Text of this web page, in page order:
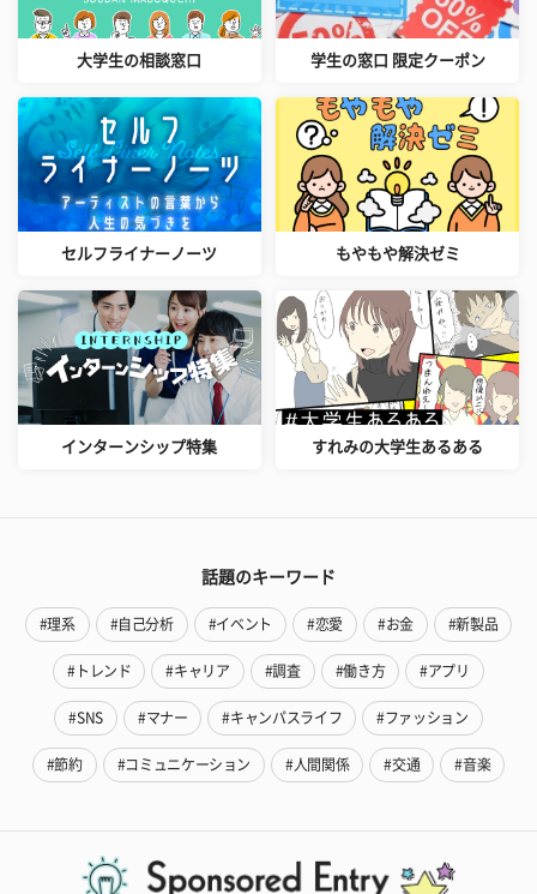
大学生の相談窓口 学生の窓口 限定クーポン
セルフライナーノーツ もやもや解決ゼミ
インターンシップ特集 すれみの大学生あるある
話題のキーワード
#理系 #自己分析 #イベント #恋愛 #お金 #新製品
#トレンド #キャリア #調査 #働き方 #アプリ
#SNS #マナー #キャンパスライフ #ファッション
#節約 #コミュニケーション #人間関係 #交通 #音楽